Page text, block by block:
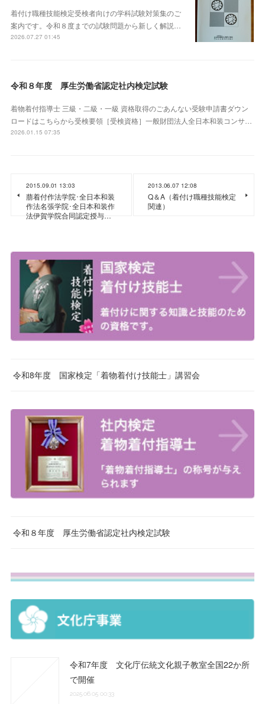
着付け職種技能検定受検者向けの学科試験対策集のご
案内です。令和８度までの試験問題から新しく解説…
2026.07.27 01:45
令和８年度 厚生労働省認定社内検定試験
着物着付指導士 三級・二級・一級 資格取得のごあんない受験申請書ダウン
ロードはこちらから受検要領［受検資格］一般財団法人全日本和装コンサ…
2026.01.15 07:35
2015.09.01 13:03
萠着付作法学院･全日本和装
作法名張学院･全日本和装作
法伊賀学院合同認定授与…
2013.06.07 12:08
Q＆A（着付け職種技能検定
関連）
令和8年度 国家検定「着物着付け技能士」講習会
令和８年度 厚生労働省認定社内検定試験
令和7年度 文化庁伝統文化親子教室全国22か所
で開催
2025.06.05 00:33